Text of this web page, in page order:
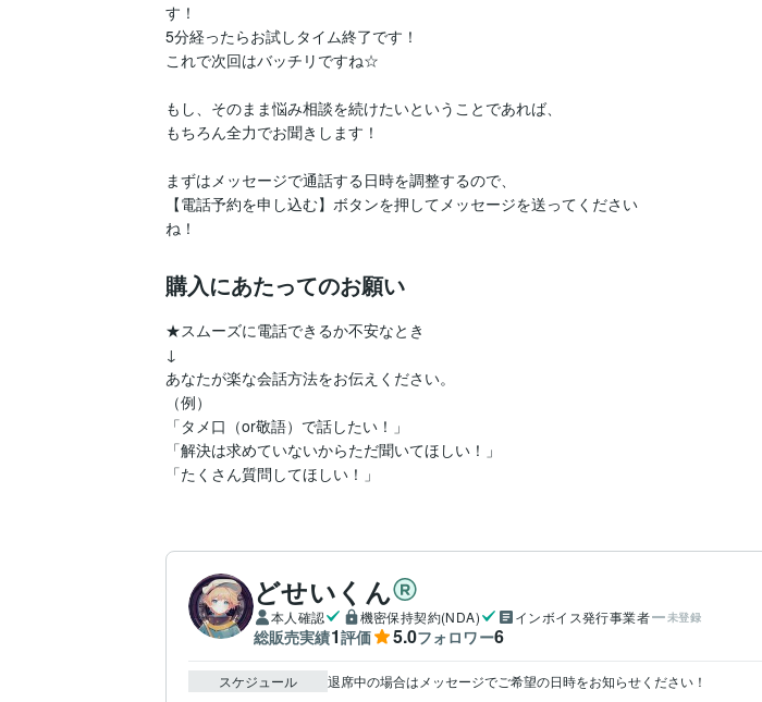
す！
5分経ったらお試しタイム終了です！
これで次回はバッチリですね☆
もし、そのまま悩み相談を続けたいということであれば、
もちろん全力でお聞きします！
まずはメッセージで通話する日時を調整するので、
【電話予約を申し込む】ボタンを押してメッセージを送ってください
購入にあたってのお願い
★スムーズに電話できるか不安なとき
↓
あなたが楽な会話方法をお伝えください。
（例）
「タメ口（or敬語）で話したい！」
「解決は求めていないからただ聞いてほしい！」
「たくさん質問してほしい！」
どせいくん
本人確認 機密保持契約(NDA) インボイス発行事業者 未登録
総販売実績1評価 5.0フォロワー6
スケジュール 退席中の場合はメッセージでご希望の日時をお知らせください！